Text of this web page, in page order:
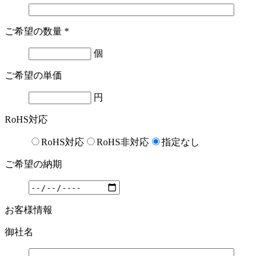
ご希望の数量 *
個
ご希望の単価
円
RoHS対応
RoHS対応 RoHS非対応 指定なし
ご希望の納期
お客様情報
御社名